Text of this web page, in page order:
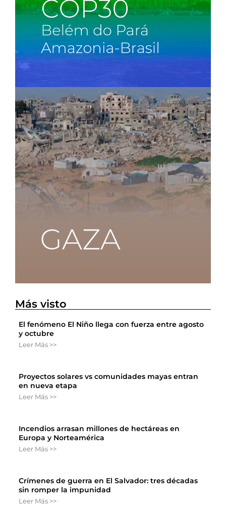
Más visto
El fenómeno El Niño llega con fuerza entre agosto
y octubre
Leer Más >>
Proyectos solares vs comunidades mayas entran
en nueva etapa
Leer Más >>
Incendios arrasan millones de hectáreas en
Europa y Norteamérica
Leer Más >>
Crímenes de guerra en El Salvador: tres décadas
sin romper la impunidad
Leer Más >>